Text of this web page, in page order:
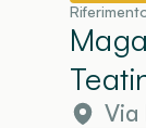
Via